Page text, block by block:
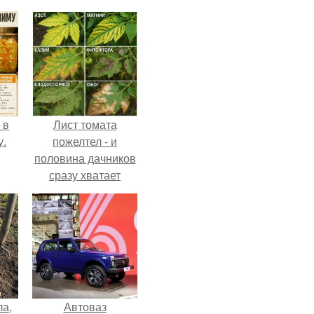
Лист томата
пожелтел - и
половина дачников
сразу хватает
удобрение.
Автоваз